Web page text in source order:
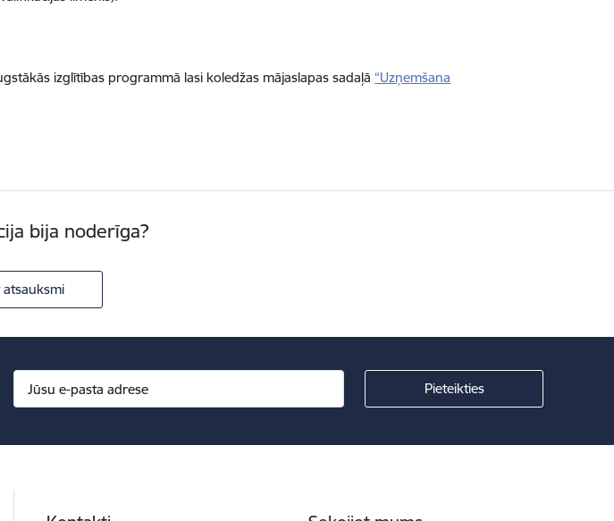
izglītības programmā lasi koledžas mājaslapas sadaļā “Uzņemšana
bija noderīga?
atsauksmi